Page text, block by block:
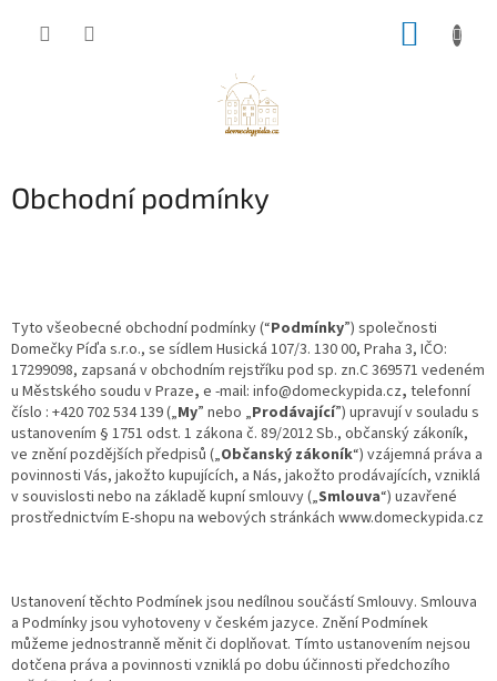
Obchodní podmínky
Tyto všeobecné obchodní podmínky (“Podmínky”) společnosti
Domečky Píďa s.r.o., se sídlem Husická 107/3. 130 00, Praha 3, IČO:
17299098, zapsaná v obchodním rejstříku pod sp. zn.C 369571 vedeném
u Městského soudu v Praze, e -mail: info@domeckypida.cz, telefonní
číslo : +420 702 534 139 („My” nebo „Prodávající”) upravují v souladu s
ustanovením § 1751 odst. 1 zákona č. 89/2012 Sb., občanský zákoník,
ve znění pozdějších předpisů („Občanský zákoník“) vzájemná práva a
povinnosti Vás, jakožto kupujících, a Nás, jakožto prodávajících, vzniklá
v souvislosti nebo na základě kupní smlouvy („Smlouva“) uzavřené
prostřednictvím E-shopu na webových stránkách www.domeckypida.cz
Ustanovení těchto Podmínek jsou nedílnou součástí Smlouvy. Smlouva
a Podmínky jsou vyhotoveny v českém jazyce. Znění Podmínek
můžeme jednostranně měnit či doplňovat. Tímto ustanovením nejsou
dotčena práva a povinnosti vzniklá po dobu účinnosti předchozího